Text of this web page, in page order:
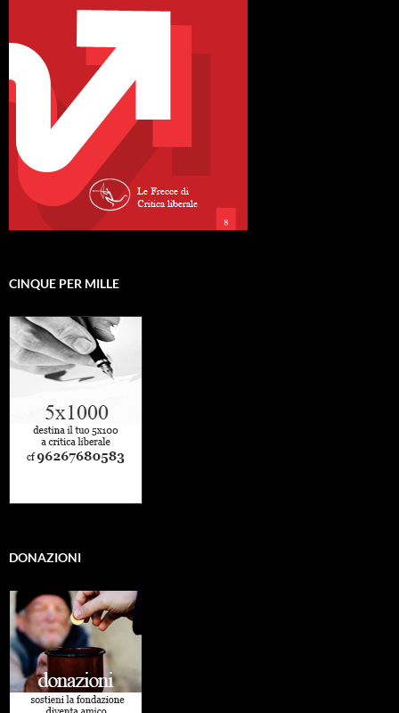
CINQUE PER MILLE
DONAZIONI